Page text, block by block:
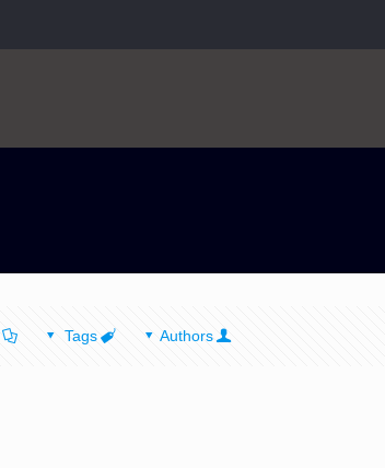
Tags Authors